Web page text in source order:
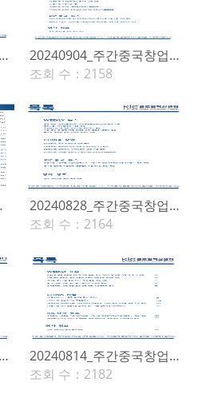
20240911_주간중국창업(392호)
20240904_주간중국창업(391호)
조회 수： 2158
월호)
20240828_주간중국창업(390호)
조회 수： 2164
20240821_주간중국창업(389호)
20240814_주간중국창업(388호)
조회 수： 2182